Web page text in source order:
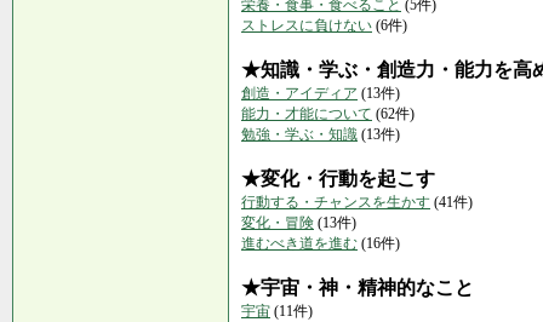
栄養・食事・食べること (5件)
ストレスに負けない (6件)
★知識・学ぶ・創造力・能力を高
創造・アイディア (13件)
能力・才能について (62件)
勉強・学ぶ・知識 (13件)
★変化・行動を起こす
行動する・チャンスを生かす (41件)
変化・冒険 (13件)
進むべき道を進む (16件)
★宇宙・神・精神的なこと
宇宙 (11件)